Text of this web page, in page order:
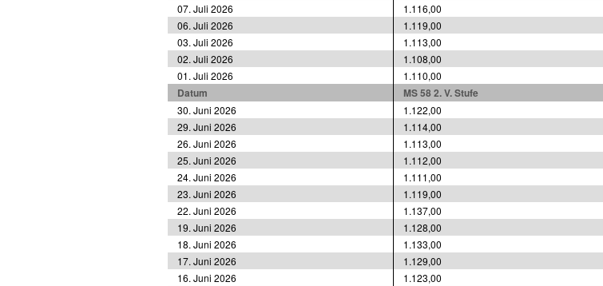
07. Juli 2026
1.116,00
06. Juli 2026
1.119,00
03. Juli 2026
1.113,00
02. Juli 2026
1.108,00
01. Juli 2026
1.110,00
Datum MS 58 2. V. Stufe
30. Juni 2026
1.122,00
29. Juni 2026
1.114,00
26. Juni 2026
1.113,00
25. Juni 2026
1.112,00
24. Juni 2026
1.111,00
23. Juni 2026
1.119,00
22. Juni 2026
1.137,00
19. Juni 2026
1.128,00
18. Juni 2026
1.133,00
17. Juni 2026
1.129,00
16. Juni 2026
1.123,00